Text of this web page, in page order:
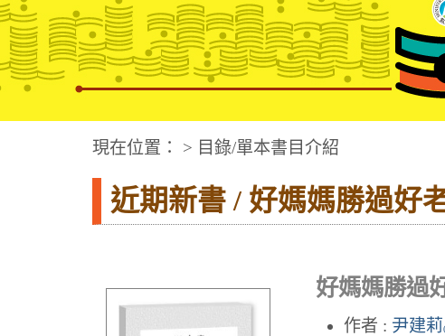
華文視障電子圖書網
現在位置： > 目錄/單本書目介紹
近期新書 / 好媽媽勝過好
好媽媽勝過
作者 : 尹建莉